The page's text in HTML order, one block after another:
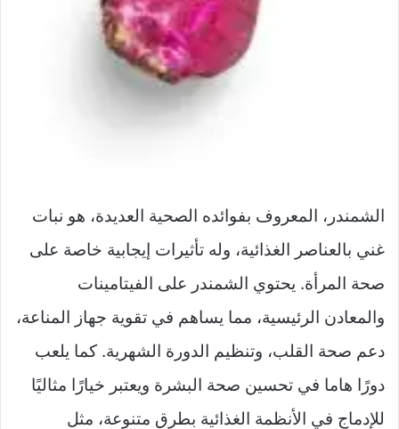
الشمندر، المعروف بفوائده الصحية العديدة، هو نبات
غني بالعناصر الغذائية، وله تأثيرات إيجابية خاصة على
صحة المرأة. يحتوي الشمندر على الفيتامينات
والمعادن الرئيسية، مما يساهم في تقوية جهاز المناعة،
دعم صحة القلب، وتنظيم الدورة الشهرية. كما يلعب
دورًا هاما في تحسين صحة البشرة ويعتبر خيارًا مثاليًا
للإدماج في الأنظمة الغذائية بطرق متنوعة، مثل